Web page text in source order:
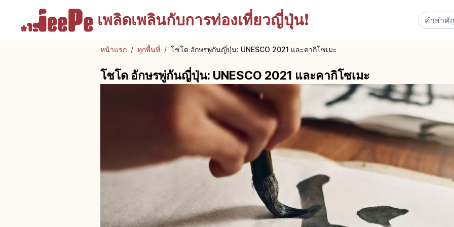
เพลิดเพลินกับการท่องเที่ยวญี่ปุ่น!
หน้าแรก / ทุกพื้นที่ / โชโด อักษรพู่กันญี่ปุ่น: UNESCO 2021 และคากิโซเมะ
โชโด อักษรพู่กันญี่ปุ่น: UNESCO 2021 และคากิโซเมะ